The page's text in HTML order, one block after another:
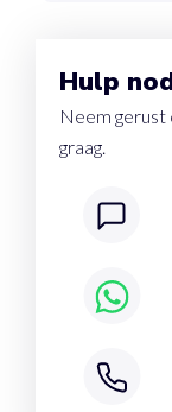
Hulp
Neem gerust
graag.